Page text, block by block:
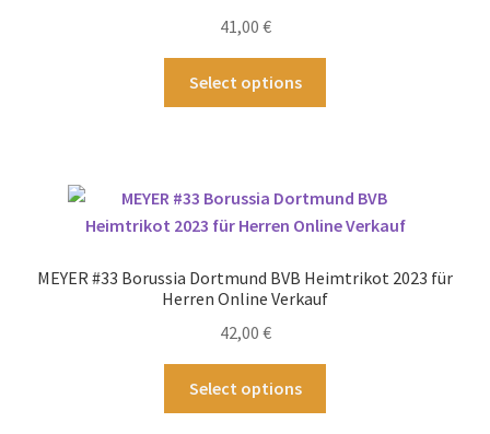
41,00 €
Select options
auf.
Die
können
Produktseite
MEYER #33 Borussia Dortmund BVB Heimtrikot 2023 für
Herren Online Verkauf
42,00 €
Select options